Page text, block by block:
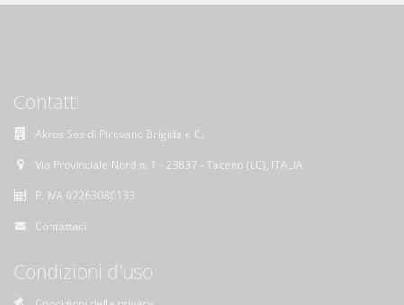
Contatti
Akros Sas di Pirovano Brigida e C.
Via Provinciale Nord n. 1 - 23837 - Taceno (LC), ITALIA
P. IVA 02263080133
Contattaci
Condizioni d'uso